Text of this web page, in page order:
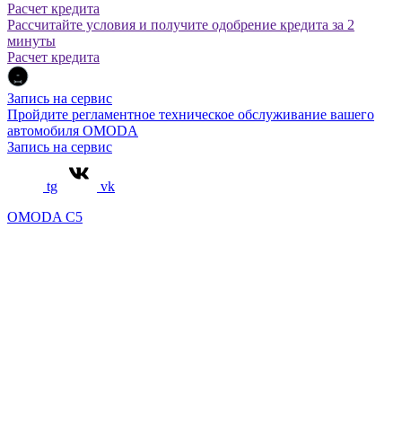
Расчет кредита
Рассчитайте условия и получите одобрение кредита за 2
минуты
Расчет кредита
Запись на сервис
Пройдите регламентное техническое обслуживание вашего
автомобиля OMODA
Запись на сервис
tg
vk
OMODA C5